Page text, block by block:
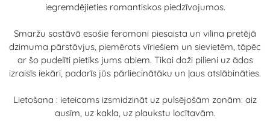
iegremdējieties romantiskos piedzīvojumos.
Smaržu sastāvā esošie feromoni piesaista un vilina pretējā
dzimuma pārstāvjus, piemērots vīriešiem un sievietēm, tāpēc
ar šo pudelīti pietiks jums abiem. Tikai daži pilieni uz ādas
izraisīs iekāri, padarīs jūs pārliecinātāku un ļaus atslābināties.
Lietošana : ieteicams izsmidzināt uz pulsējošām zonām: aiz
ausīm, uz kakla, uz plaukstu locītavām.